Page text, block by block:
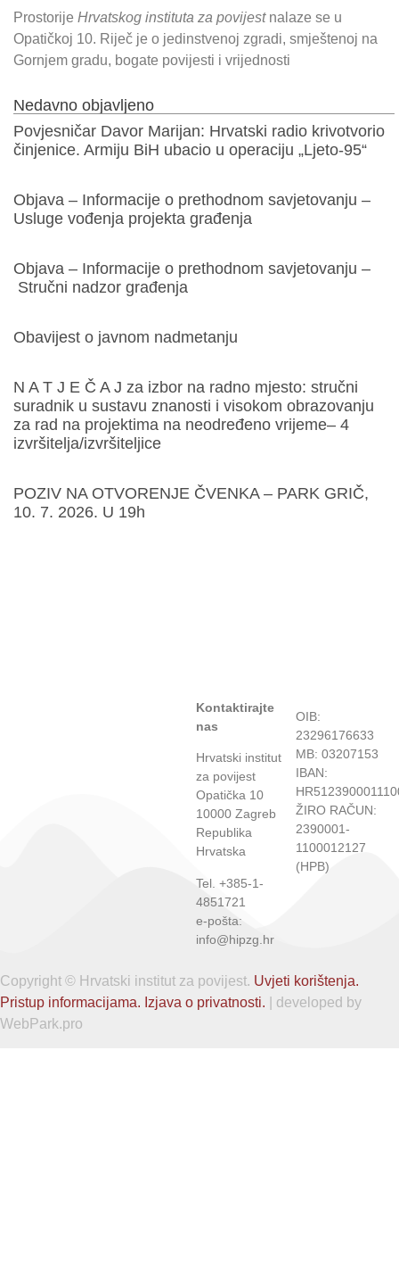
Prostorije Hrvatskog instituta za povijestnalaze se u
Opatičkoj 10. Riječ je o jedinstvenoj zgradi, smještenoj na
Gornjem gradu, bogate povijesti i vrijednosti
Nedavno objavljeno
Povjesničar Davor Marijan: Hrvatski radio krivotvorio
činjenice. Armiju BiH ubacio u operaciju „Ljeto-95“
Objava – Informacije o prethodnom savjetovanju –
Usluge vođenja projekta građenja
Objava – Informacije o prethodnom savjetovanju –
Stručni nadzor građenja
Obavijest o javnom nadmetanju
N A T J E Č A J za izbor na radno mjesto: stručni
suradnik u sustavu znanosti i visokom obrazovanju
za rad na projektima na neodređeno vrijeme– 4
izvršitelja/izvršiteljice
POZIV NA OTVORENJE ČVENKA – PARK GRIČ,
10. 7. 2026. U 19h
Kontaktirajte
nas
Hrvatski institut
za povijest
Opatička 10
10000 Zagreb
Republika
Hrvatska
Tel. +385-1-
4851721
e-pošta:
info@hipzg.hr
OIB:
23296176633
MB: 03207153
IBAN:
ŽIRO RAČUN:
2390001-
1100012127
(HPB)
Copyright © Hrvatski institut za povijest. Uvjeti korištenja.
Pristup informacijama. Izjava o privatnosti. | developed by
WebPark.pro